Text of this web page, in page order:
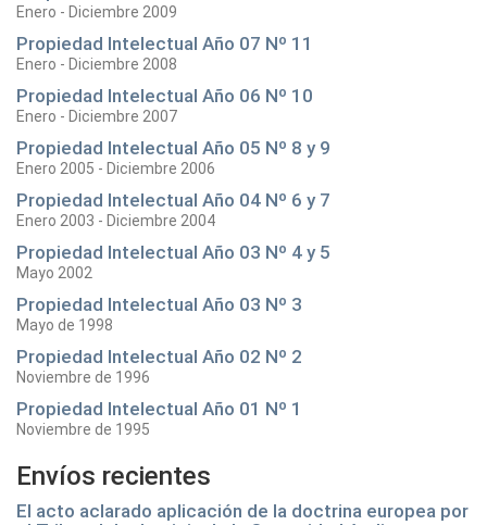
Enero - Diciembre 2009
Propiedad Intelectual Año 07 Nº 11
Enero - Diciembre 2008
Propiedad Intelectual Año 06 Nº 10
Enero - Diciembre 2007
Propiedad Intelectual Año 05 Nº 8 y 9
Enero 2005 - Diciembre 2006
Propiedad Intelectual Año 04 Nº 6 y 7
Enero 2003 - Diciembre 2004
Propiedad Intelectual Año 03 Nº 4 y 5
Mayo 2002
Propiedad Intelectual Año 03 Nº 3
Mayo de 1998
Propiedad Intelectual Año 02 Nº 2
Noviembre de 1996
Propiedad Intelectual Año 01 Nº 1
Noviembre de 1995
Envíos recientes
El acto aclarado aplicación de la doctrina europea por